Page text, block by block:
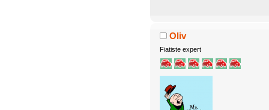
Oliv
Fiatiste expert